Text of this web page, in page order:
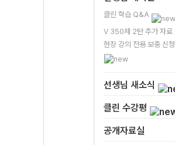
클린 학습 Q&A
V 350제 2탄 추가 자료
현장 강의 전용 보충 신청
선생님 새소식
클린 수강평
공개자료실